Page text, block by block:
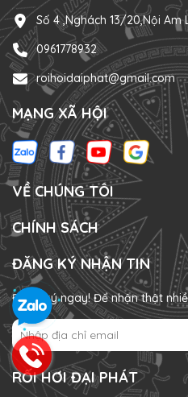
Số 4 ,Nghách 13/20,Nội Am
0961778932
roihoidaiphat@gmail.com
MẠNG XÃ HỘI
VỀ CHÚNG TÔI
CHÍNH SÁCH
ĐĂNG KÝ NHẬN TIN
Đăng ký ngay! Để nhận thật
RỐI HƠI ĐẠI PHÁT